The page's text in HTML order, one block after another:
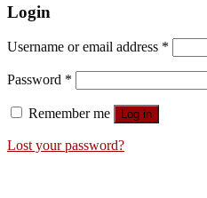
Login
Username or email address *
Password *
Remember me Log in
Lost your password?